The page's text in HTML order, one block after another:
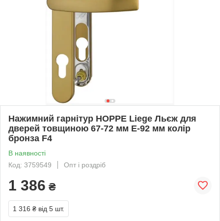
Нажимний гарнітур HOPPE Liege Льєж для
дверей товщиною 67-72 мм E-92 мм колір
бронза F4
В наявності
Код: 3759549
Опт і роздріб
1 386 ₴
1 316 ₴ від 5 шт.